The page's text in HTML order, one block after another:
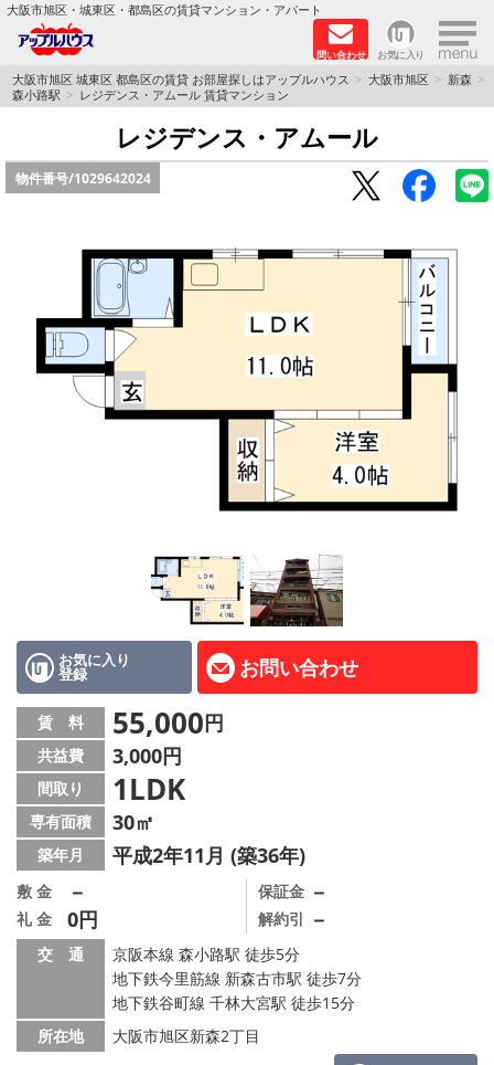
大阪市旭区・城東区・都島区の賃貸マンション・アパート
問い合わせ お気に入り ×
TOPページ
シャーメゾン
路線·駅から探す
地図から探す
スタッフ
店舗情報·アクセス
会社概要
メールでお問い合わせ
大阪市旭区 城東区 都島区の賃貸 お部屋探しはアップルハウス 大阪市旭区
新森
森小路駅
レジデンス・アムール 賃貸マンション
レジデンス・アムール
物件番号/1029642024
お気に入り
登録 お問い合わせ
賃 料 55,000円
共益費 3,000円
間取り 1LDK
専有面積 30㎡
築年月 平成2年11月 (築36年)
敷 金 －
礼 金 0円
保証金 －
解約引 －
交 通
京阪本線 森小路駅 徒歩5分
地下鉄今里筋線 新森古市駅 徒歩7分
地下鉄谷町線 千林大宮駅 徒歩15分
所在地
大阪市旭区新森2丁目